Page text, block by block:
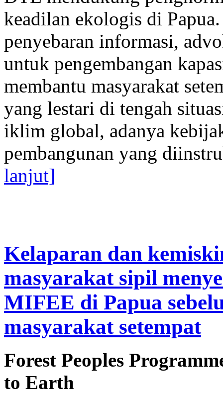
keadilan ekologis di
penyebaran informasi,
untuk pengembangan
membantu masyarakat
yang lestari di tengah
iklim global, adanya
pembangunan yang
lanjut]
Kelaparan dan
masyarakat sipil
MIFEE di Papua
masyarakat setempat
Forest Peoples
to Earth